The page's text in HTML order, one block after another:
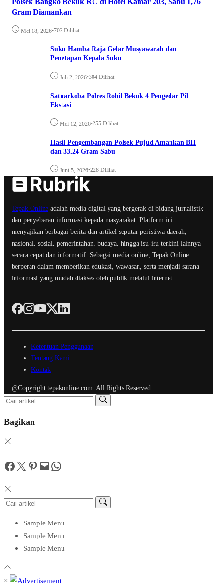
Polsek Bangko Bekuk RC di Hotel Kamar 203, Sabu 1,76
Gram Diamankan
Mei 18, 2026•703 Dilihat
Suku Hamba Raja Gelar Musyawarah dan
Penetapan Kepala Suku
Juli 2, 2026•304 Dilihat
Satnarkoba Polres Rohil Bekuk 4 Pengedar Pil
Ekstasi
Mei 12, 2026•255 Dilihat
Hasil Pengembangan Polsek Pujud Amankan BH
dan 33,24 Gram Sabu
Juni 5, 2026•228 Dilihat
Tepak Online adalah media digital yang bergerak di bidang jurnalistik
dan penyebaran informasi kepada masyarakat. Platform ini
menyajikan berbagai berita dan artikel seputar peristiwa daerah,
nasional, sosial, pemerintahan, budaya, hingga isu-isu terkini lainnya
secara cepat dan informatif. Sebagai media online, Tepak Online
berperan dalam memberikan edukasi, wawasan, serta menjadi sarana
informasi yang mudah diakses oleh publik melalui internet.
Ketentuan Penggunaan
Tentang Kami
Kontak
@Copyright tepakonline.com. All Rights Reserved
Bagikan
Facebook
Twitter
Pinterest
MailWhatsApp
Sample Menu
Sample Menu
Sample Menu
×